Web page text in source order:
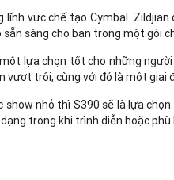
vực chế tạo Cymbal.
sàng cho bạn trong một gói
lựa chọn tốt cho những
trội, cùng với đó là một giai
nhỏ thì S390 sẽ là lựa
trong khi trình diễn hoặc